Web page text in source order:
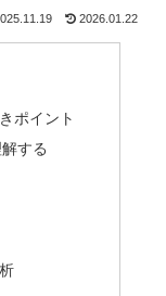
2026.01.22
ポイント
する